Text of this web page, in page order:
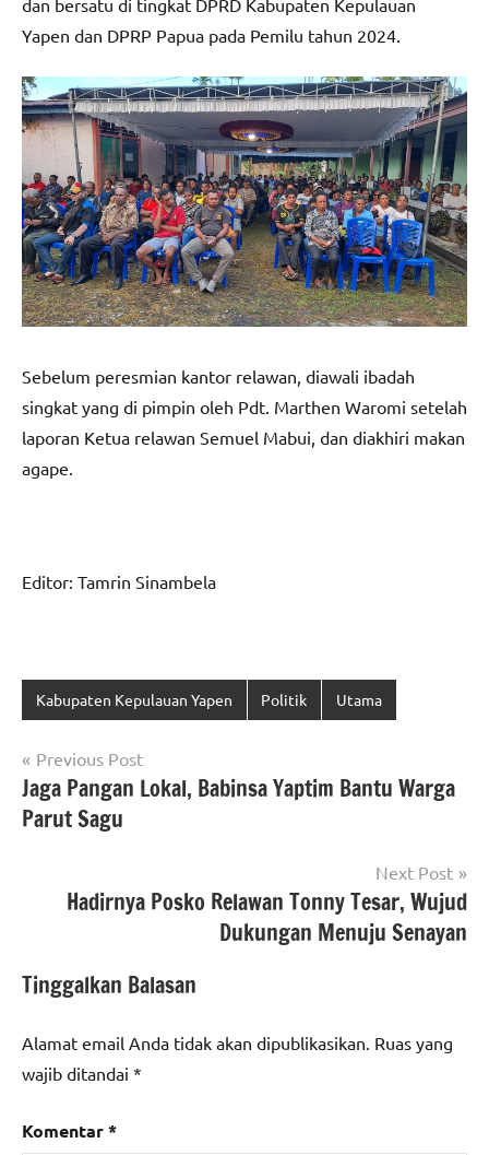
Yapen dan DPRP Papua pada Pemilu tahun 2024.
Sebelum peresmian kantor relawan, diawali ibadah
singkat yang di pimpin oleh Pdt. Marthen Waromi setelah
laporan Ketua relawan Semuel Mabui, dan diakhiri makan
agape.
Editor: Tamrin Sinambela
Kabupaten Kepulauan Yapen Politik Utama
Navigasi
pos
Previous Post
Jaga Pangan Lokal, Babinsa Yaptim Bantu Warga
Parut Sagu
Next Post
Hadirnya Posko Relawan Tonny Tesar, Wujud
Dukungan Menuju Senayan
Tinggalkan Balasan
Alamat email Anda tidak akan dipublikasikan. Ruas yang
wajib ditandai *
Komentar*